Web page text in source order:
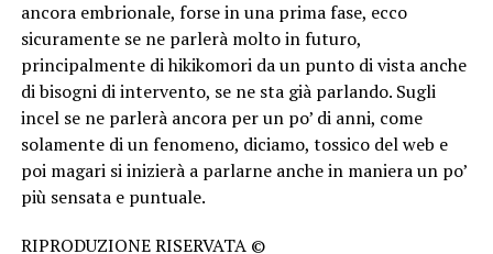
ancora embrionale, forse in una prima fase, ecco
sicuramente se ne parlerà molto in futuro,
principalmente di hikikomori da un punto di vista anche
di bisogni di intervento, se ne sta già parlando. Sugli
incel se ne parlerà ancora per un po’ di anni, come
solamente di un fenomeno, diciamo, tossico del web e
poi magari si inizierà a parlarne anche in maniera un po’
più sensata e puntuale.
RIPRODUZIONE RISERVATA ©